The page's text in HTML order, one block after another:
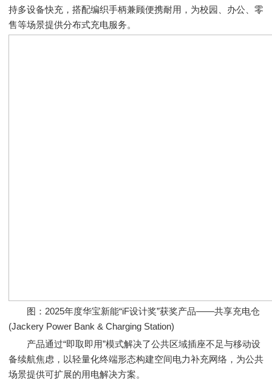
持多设备快充，搭配编织手柄兼顾便携耐用，为校园、办公、零
售等场景提供分布式充电服务。
图：2025年度华宝新能“iF设计奖”获奖产品——共享充电仓
(Jackery Power Bank & Charging Station)
产品通过“即取即用”模式解决了公共区域插座不足与移动设
备续航焦虑，以轻量化终端形态构建空间电力补充网络，为公共
场景提供可扩展的用电解决方案。